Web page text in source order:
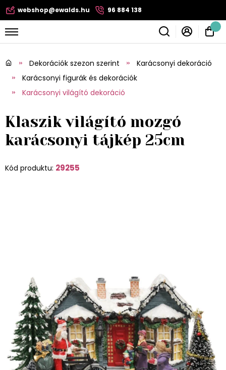
webshop@ewalds.hu 96 884 138
Dekorációk szezon szerint
Karácsonyi dekoráció
Karácsonyi figurák és dekorációk
Karácsonyi világító dekoráció
Klaszik világító mozgó
karácsonyi tájkép 25cm
Kód produktu: 29255